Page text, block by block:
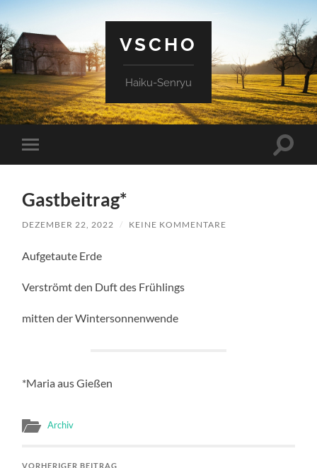
VSCHO
Haiku-Senryu
Mobile-
Menü
Gastbeitrag*
DEZEMBER 22, 2022 / KEINE KOMMENTARE
Aufgetaute Erde
Verströmt den Duft des Frühlings
mitten der Wintersonnenwende
*Maria aus Gießen
Archiv
VORHERIGER BEITRAG